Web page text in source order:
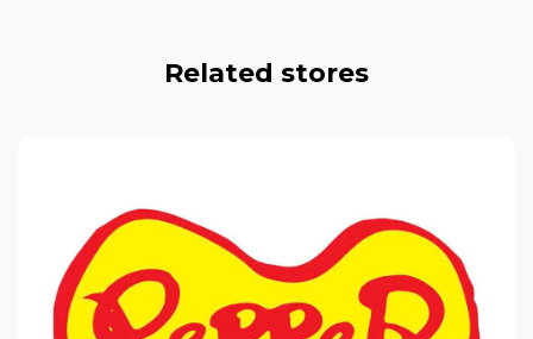
Related stores